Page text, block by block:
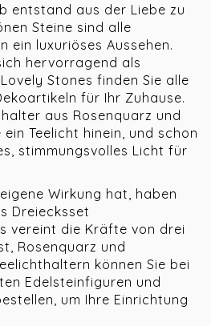
entstand aus der Liebe zu
Steine sind alle
ein luxuriöses Aussehen.
hervorragend als
Stones finden Sie alle
für Ihr Zuhause.
aus Rosenquarz und
Teelicht hinein, und schon
stimmungsvolles Licht für
Wirkung hat, haben
Dreiecksset
vereint die Kräfte von drei
Rosenquarz und
können Sie bei
Edelsteinfiguren und
um Ihre Einrichtung